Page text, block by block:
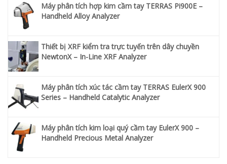
Máy phân tích hợp kim cầm tay TERRAS Pi900E –
Handheld Alloy Analyzer
Thiết bị XRF kiểm tra trực tuyến trên dây chuyền
NewtonX – In-Line XRF Analyzer
Máy phân tích xúc tác cầm tay TERRAS EulerX 900
Series – Handheld Catalytic Analyzer
Máy phân tích kim loại quý cầm tay EulerX 900 –
Handheld Precious Metal Analyzer